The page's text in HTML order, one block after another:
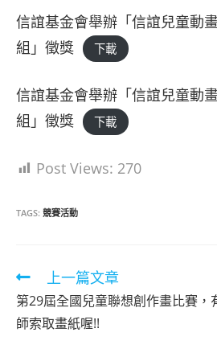
信誼基金會舉辦「信誼兒童動
組」徵獎
下載
信誼基金會舉辦「信誼兒童動
組」徵獎
下載
Post Views: 270
TAGS: 競賽活動
Read
more
articles
上一篇文章
第29屆全國兒童聯想創作畫比賽，
師索取畫紙喔!!